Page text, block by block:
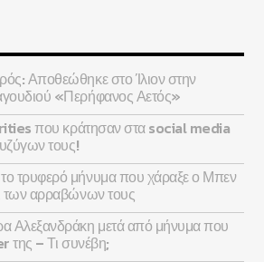
Αποθεώθηκε στο Ίλιον στην
«Περήφανος Αετός»
που κράτησαν στα social media
τους!
τρυφερό μήνυμα που χάραξε ο Μπεν
των αρραβώνων τους
Αλεξανδράκη μετά από μήνυμα που
της – Τι συνέβη;